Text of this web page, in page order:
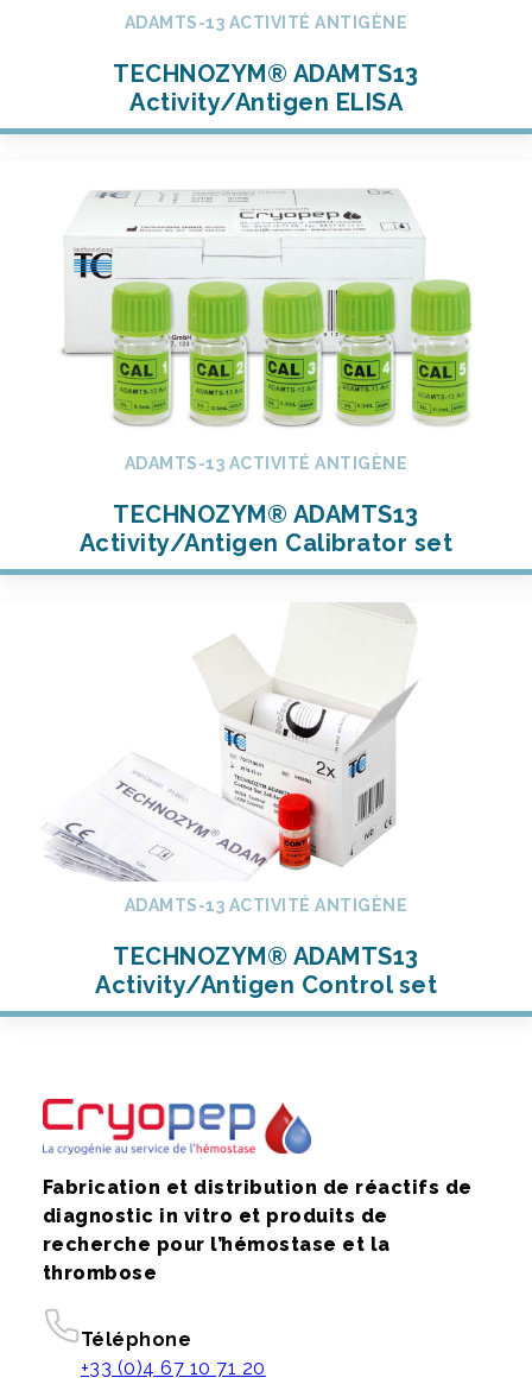
ADAMTS-13 ACTIVITÉ ANTIGÈNE
TECHNOZYM® ADAMTS13
Activity/Antigen ELISA
ADAMTS-13 ACTIVITÉ ANTIGÈNE
TECHNOZYM® ADAMTS13
Activity/Antigen Calibrator set
ADAMTS-13 ACTIVITÉ ANTIGÈNE
TECHNOZYM® ADAMTS13
Activity/Antigen Control set
Fabrication et distribution de réactifs de
diagnostic in vitro et produits de
recherche pour l’hémostase et la
thrombose
Téléphone
+33 (0)4 67 10 71 20